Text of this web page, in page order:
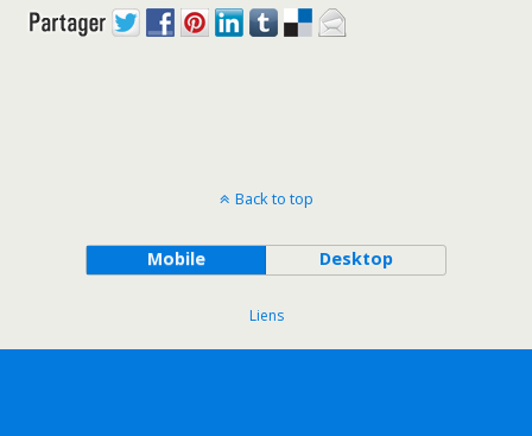
Back to top
Mobile Desktop
Liens